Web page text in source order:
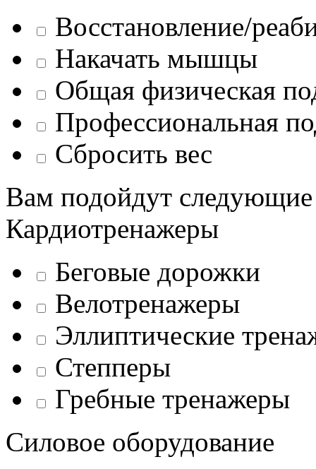
Восстановление/
Накачать мышцы
Общая физическая
Профессиональная
Сбросить вес
Вам подойдут
Кардиотренажеры
Беговые дорожки
Велотренажеры
Эллиптические
Степперы
Гребные тренажеры
Силовое оборудование